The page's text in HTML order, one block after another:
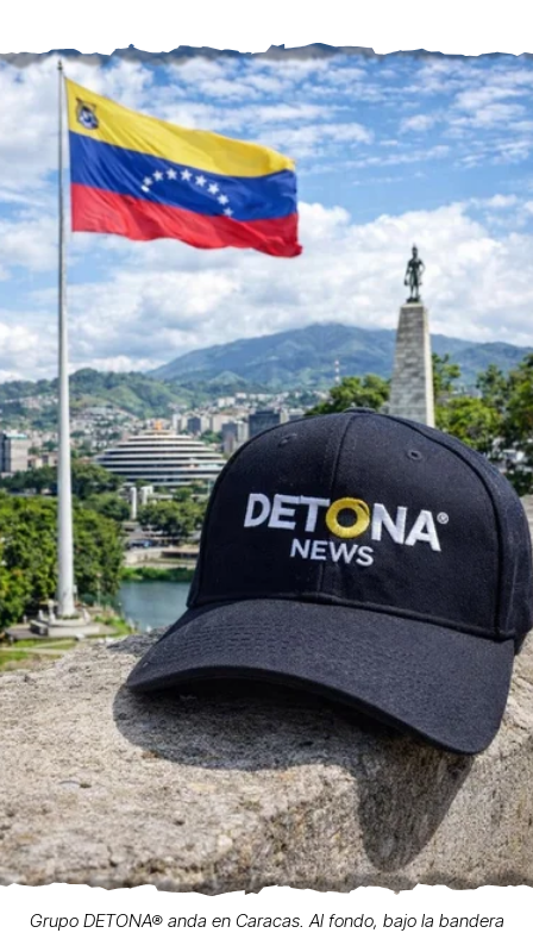
Grupo DETONA® anda en Caracas. Al fondo, bajo la bandera